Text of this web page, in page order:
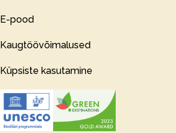
E-pood
Kaugtöövõimalused
Küpsiste kasutamine